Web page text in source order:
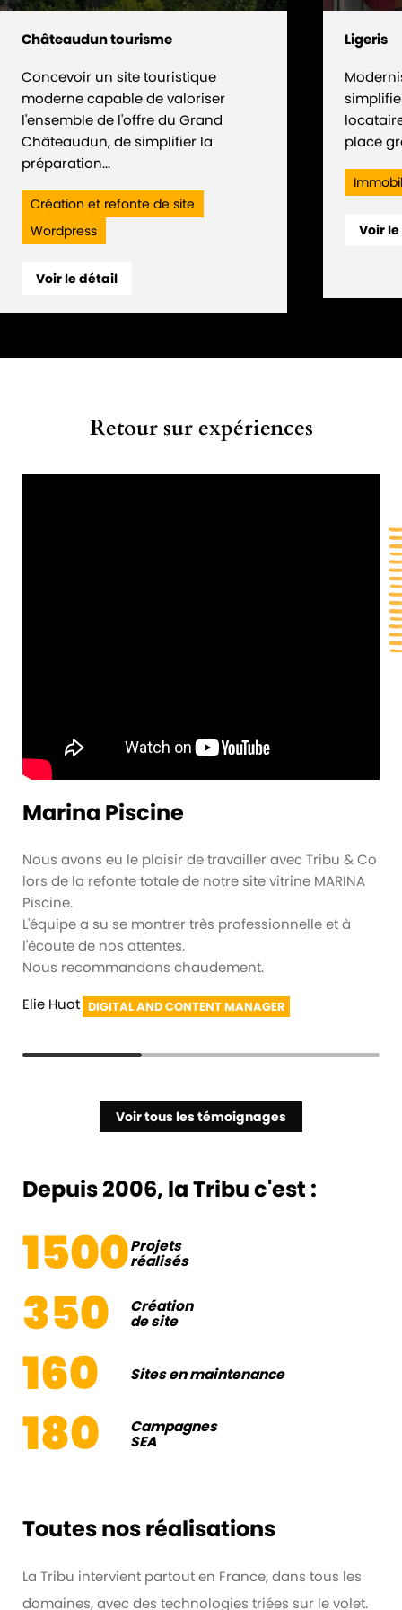
Châteaudun tourisme
Concevoir un site touristique
moderne capable de valoriser
l'ensemble de l'offre du Grand
Châteaudun, de simplifier la
préparation...
Création et refonte de site
Wordpress
Voir le détail
Ligeris
place
Voir
Retour sur expériences
Marina Piscine
Nous avons eu le plaisir de travailler avec Tribu & Co
lors de la refonte totale de notre site vitrine MARINA
Piscine.
L'équipe a su se montrer très professionnelle et à
l'écoute de nos attentes.
Nous recommandons chaudement.
Elie Huot DIGITAL AND CONTENT MANAGER
Alex Pierson, RESPONSABLE MARKETING DIGITAL
Samuel BUCHWALDER,
CHARGÉ DE MISSION COMMUNICATION ET QUALITÉ
Voir tous les témoignages
Depuis 2006, la Tribu c'est :
1500Projets
réalisés
350
Création
de site
160 Sites en maintenance
180
Campagnes
SEA
Toutes nos réalisations
La Tribu intervient partout en France, dans tous les
domaines, avec des technologies triées sur le volet.